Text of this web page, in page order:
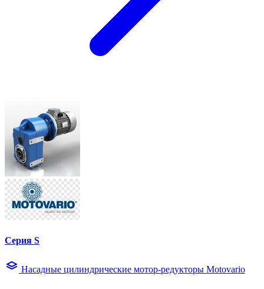
Серия S
Насадные цилиндрические мотор-редукторы Motovario